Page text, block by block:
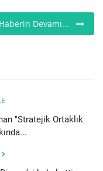
Haberin Devamı...
"Stratejik Ortaklık